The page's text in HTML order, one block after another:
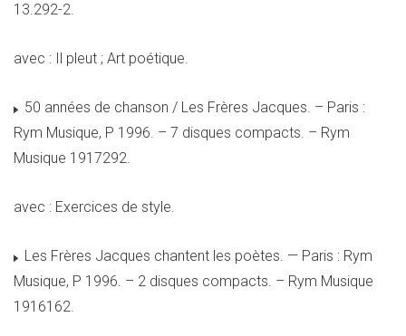
13.292-2.
avec : Il pleut ; Art poétique.
50 années de chanson / Les Frères Jacques. – Paris :
Rym Musique, P 1996. – 7 disques compacts. – Rym
Musique 1917292.
avec : Exercices de style.
Les Frères Jacques chantent les poètes. — Paris : Rym
Musique, P 1996. – 2 disques compacts. – Rym Musique
1916162.